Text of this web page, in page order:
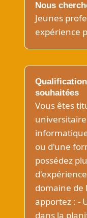
Nous
Jeunes
expérience
souhaitées
Vous êtes
ou d'une
possédez
domaine de
apportez : -
dans la